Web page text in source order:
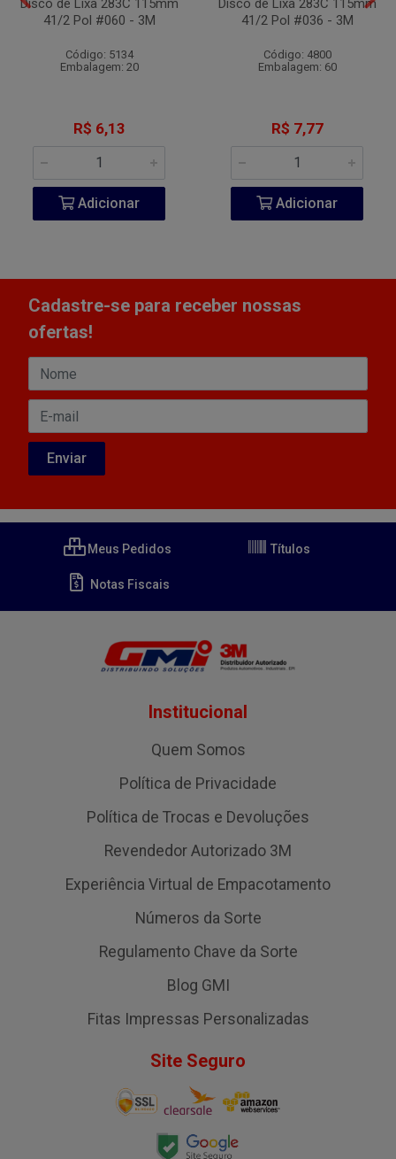
Disco de Lixa 283C 115mm
41/2 Pol #060 - 3M
Código: 5134
Embalagem: 20
R$ 6,13
Adicionar
Disco de Lixa 283C 115mm
41/2 Pol #036 - 3M
Código: 4800
Embalagem: 60
R$ 7,77
Adicionar
Cadastre-se para receber nossas
ofertas!
Meus Pedidos Títulos
Notas Fiscais
Institucional
Quem Somos
Política de Privacidade
Política de Trocas e Devoluções
Revendedor Autorizado 3M
Experiência Virtual de Empacotamento
Números da Sorte
Regulamento Chave da Sorte
Blog GMI
Fitas Impressas Personalizadas
Site Seguro